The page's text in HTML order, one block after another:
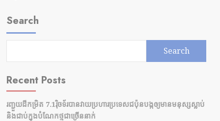
Search
Search
Recent Posts
រញ្ជួយដីកម្រិត​ 7.1រ៉ិចទ័របានវាយប្រហារប្រទេសជប៉ុនបង្កឲ្យមានមនុស្សស្លាប់​
និង​ជាប់ក្នុងបំណែកថ្មជាច្រើននាក់